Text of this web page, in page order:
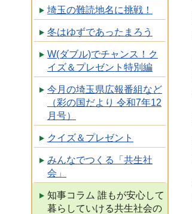
埼玉の難読地名に挑戦！
冬はゆずであったまろう
W(ダブル)でチャンス！ク
イズ＆プレゼント特別編
今月の埼玉県広報番組など
（彩の国だより 令和7年12
月号）
クイズ＆プレゼント
みんなでつくる「共生社
会」
知事コラム 誰もが安心して
暮らしていける共生社会の